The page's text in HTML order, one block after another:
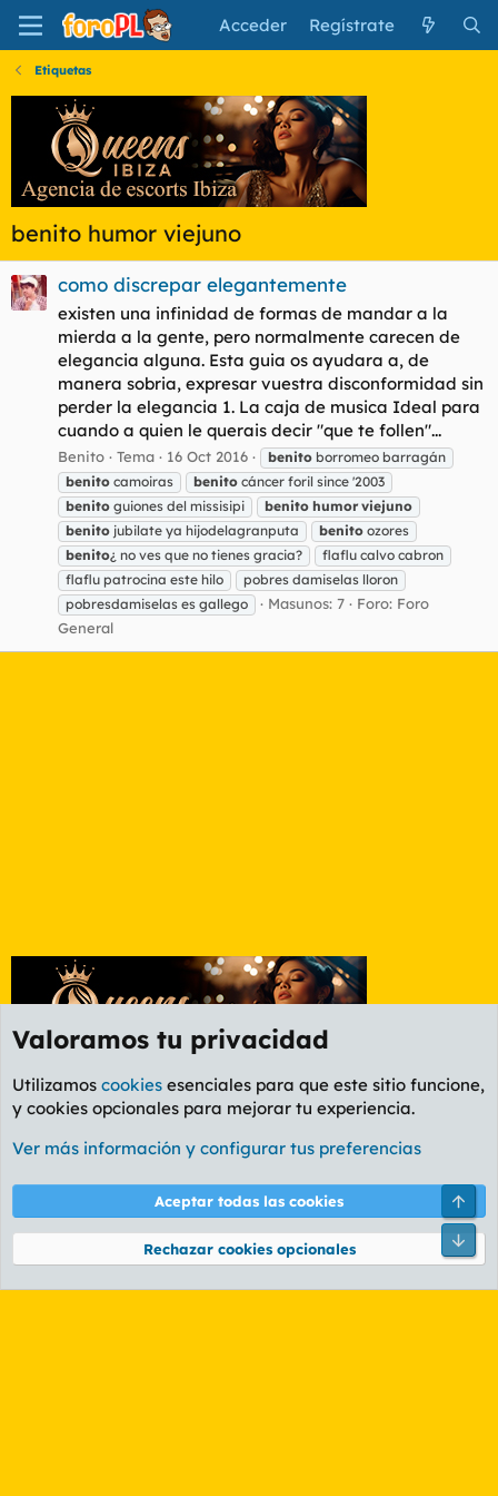
Acceder Regístrate
Etiquetas
benito humor viejuno
como discrepar elegantemente
existen una infinidad de formas de mandar a la
mierda a la gente, pero normalmente carecen de
elegancia alguna. Esta guia os ayudara a, de
manera sobria, expresar vuestra disconformidad sin
perder la elegancia 1. La caja de musica Ideal para
cuando a quien le querais decir "que te follen"...
Benito Tema 16 Oct 2016 benito borromeo barragán
benito camoiras benito cáncer foril since '2003
benito guiones del missisipi benito humor viejuno
benito jubilate ya hijodelagranputa benito ozores
benito¿ no ves que no tienes gracia?
flaflu calvo cabron
flaflu patrocina este hilo
pobres damiselas lloron
pobresdamiselas es gallego
Masunos: 7 Foro: Foro
General
Etiquetas
Cookies
PL OLDSTYLE AMARILLO
Términos y reglas Política de privacidad Ayuda
Community platform by XenForo® © 2010-2026 XenForo Ltd.
Valoramos tu privacidad
Utilizamos cookies esenciales para que este sitio funcione,
y cookies opcionales para mejorar tu experiencia.
Ver más información y configurar tus preferencias
Aceptar todas las cookies
Rechazar cookies opcionales
Pie